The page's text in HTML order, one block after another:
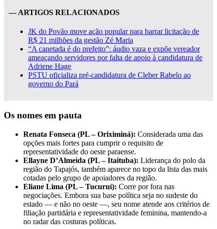
— ARTIGOS RELACIONADOS
JK do Povão move ação popular para barrar licitação de
R$ 21 milhões da gestão Zé Maria
“A canetada é do prefeito”: áudio vaza e expõe vereador
ameaçando servidores por falta de apoio à candidatura de
Adriene Hage
PSTU oficializa pré-candidatura de Cleber Rabelo ao
governo do Pará
Os nomes em pauta
Renata Fonseca (PL – Oriximiná): Considerada uma das
opções mais fortes para cumprir o requisito de
representatividade do oeste paraense.
Ellayne D’Almeida (PL – Itaituba): Liderança do polo da
região do Tapajós, também aparece no topo da lista das mais
cotadas pelo grupo de apoiadores da região.
Eliane Lima (PL – Tucuruí): Corre por fora nas
negociações. Embora sua base política seja no sudeste do
estado — e não no oeste —, seu nome atende aos critérios de
filiação partidária e representatividade feminina, mantendo-a
no radar das costuras políticas.